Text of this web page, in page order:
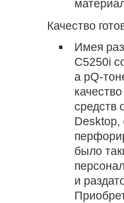
Качество
Имея
C5250i
а pQ-
средств
было
и